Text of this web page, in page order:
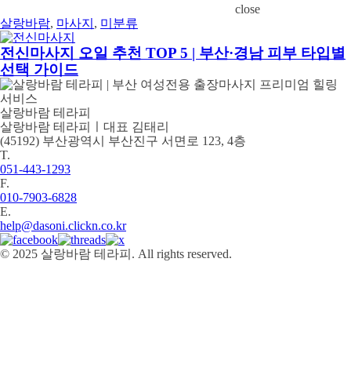
close
살랑바람, 마사지 , 미분류
전신마사지 오일 추천 TOP 5 | 부산·경남 피부 타입별
선택 가이드
살랑바람 테라피
살랑바람 테라피ㅣ대표 김태리
(45192) 부산광역시 부산진구 서면로 123, 4층
T.
051-443-1293
F.
010-7903-6828
E.
help@dasoni.clickn.co.kr
© 2025 살랑바람 테라피. All rights reserved.